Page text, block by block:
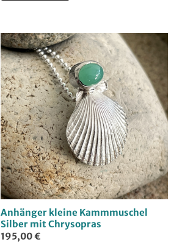
Anhänger kleine Kammmuschel
Silber mit Chrysopras
195,00 €